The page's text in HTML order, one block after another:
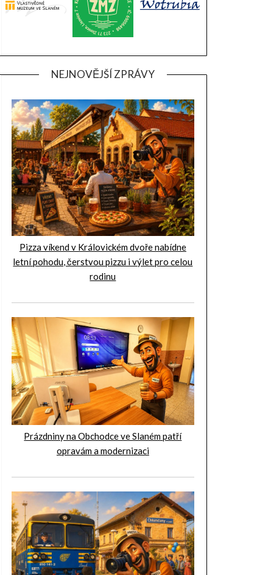
NEJNOVĚJŠÍ ZPRÁVY
Pizza víkend v Královickém dvoře nabídne
letní pohodu, čerstvou pizzu i výlet pro celou
rodinu
Prázdniny na Obchodce ve Slaném patří
opravám a modernizaci